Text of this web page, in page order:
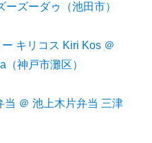
ズーダゥ（池田市）
キリコス Kiri Kos ＠
神戸市灘区）
当 ＠ 池上木片弁当 三津